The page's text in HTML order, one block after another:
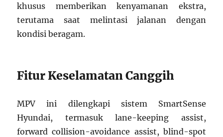
khusus memberikan kenyamanan ekstra,
terutama saat melintasi jalanan dengan
kondisi beragam.
Fitur Keselamatan Canggih
MPV ini dilengkapi sistem SmartSense
Hyundai, termasuk lane-keeping assist,
forward collision-avoidance assist, blind-spot